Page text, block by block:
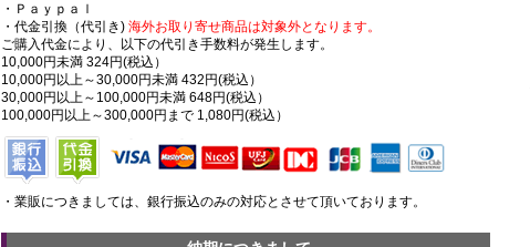
・Ｐａｙｐａｌ
・代金引換（代引き) 海外お取り寄せ商品は対象外となります。
ご購入代金により、以下の代引き手数料が発生します。
10,000円未満 324円(税込）
10,000円以上～30,000円未満 432円(税込）
30,000円以上～100,000円未満 648円(税込）
100,000円以上～300,000円まで 1,080円(税込）
・業販につきましては、銀行振込のみの対応とさせて頂いております。